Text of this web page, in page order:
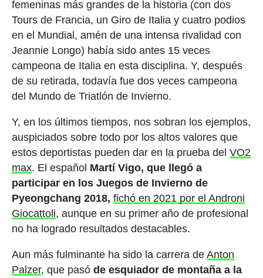
femeninas más grandes de la historia (con dos
Tours de Francia, un Giro de Italia y cuatro podios
en el Mundial, amén de una intensa rivalidad con
Jeannie Longo) había sido antes 15 veces
campeona de Italia en esta disciplina. Y, después
de su retirada, todavía fue dos veces campeona
del Mundo de Triatlón de Invierno.
Y, en los últimos tiempos, nos sobran los ejemplos,
auspiciados sobre todo por los altos valores que
estos deportistas pueden dar en la prueba del VO2
max. El español Martí Vigo, que llegó a
participar en los Juegos de Invierno de
Pyeongchang 2018, fichó en 2021 por el Androni
Giocattoli, aunque en su primer año de profesional
no ha logrado resultados destacables.
Aun más fulminante ha sido la carrera de Anton
Palzer, que pasó de esquiador de montaña a la